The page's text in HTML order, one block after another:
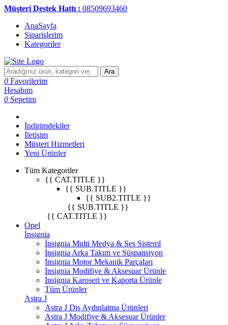
Müşteri Destek Hattı : 08509693460
AnaSayfa
Siparişlerim
Kategoriler
Ara
0 Favorilerim
Hesabım
0 Sepetim
İndirimdekiler
İletişim
Müşteri Hizmetleri
Yeni Ürünler
Tüm Kategoriler
{{ CAT.TITLE }}
{{ SUB.TITLE }}
{{ SUB2.TITLE }}
{{ SUB.TITLE }}
{{ CAT.TITLE }}
Opel
İnsignia
İnsignia Multi Medya & Ses Sisteml
İnsignia Arka Takım ve Süspansiyon
İnsignia Motor Mekanik Parçaları
İnsignia Modifiye & Aksesuar Ürünle
İnsignia Karoseri ve Kaporta Ürünle
Tüm Ürünler
Astra J
Astra J Dış Aydınlatma Ürünleri
Astra J Modifiye & Aksesuar Ürünler